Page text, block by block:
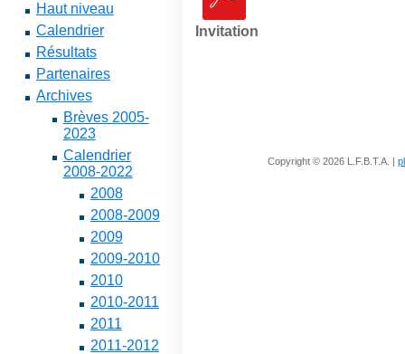
Haut niveau
Calendrier
Résultats
Partenaires
Archives
Brèves 2005-
2023
Calendrier
2008-2022
2008
2008-2009
2009
2009-2010
2010
2010-2011
2011
2011-2012
Invitation
Copyright © 2026 L.F.B.T.A. |